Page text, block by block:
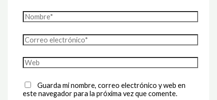
Nombre*
Correo
electrónico*
Web
Guarda mi nombre, correo electrónico y web en
este navegador para la próxima vez que comente.